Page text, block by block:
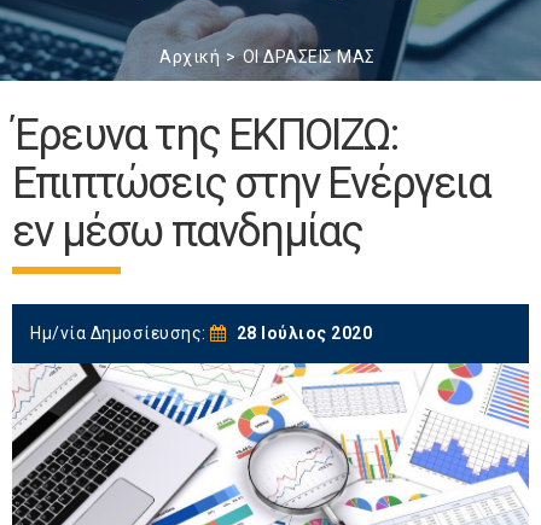
Αρχική ΟΙ ΔΡΑΣΕΙΣ ΜΑΣ
Έρευνα της ΕΚΠΟΙΖΩ:
Επιπτώσεις στην Ενέργεια
εν μέσω πανδημίας
Ημ/νία Δημοσίευσης: 28 Ιούλιος 2020